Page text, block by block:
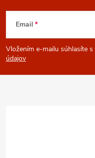
Z
á
p
Email
Vložením e-mailu súhlasíte s
údajov